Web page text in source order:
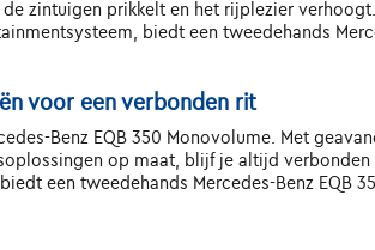
zintuigen prikkelt en het rijplezier
biedt een tweedehands
voor een verbonden rit
Benz EQB 350 Monovolume. Met
op maat, blijf je altijd
een tweedehands Mercedes-Benz EQB